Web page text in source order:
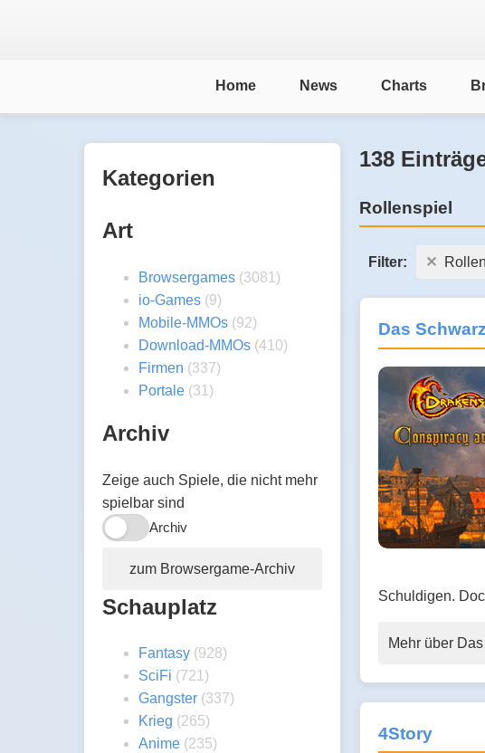
Home News Charts
Kategorien
Art
Browsergames (3081)
io-Games (9)
Mobile-MMOs (92)
Download-MMOs (410)
Firmen (337)
Portale (31)
Archiv
Zeige auch Spiele, die nicht mehr
spielbar sind
Archiv
zum Browsergame-Archiv
Schauplatz
Fantasy (928)
SciFi (721)
Gangster (337)
Krieg (265)
Anime (235)
138
Rollenspiel
Filter:
Das
Schuldigen.
Mehr über
4Story